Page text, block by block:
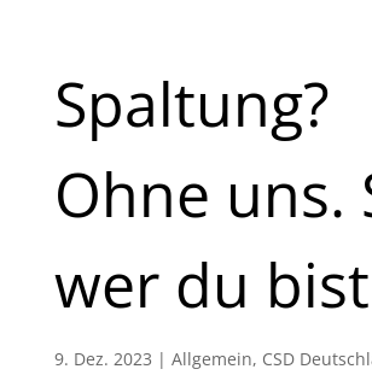
Spaltung?
Ohne uns.
wer du
9. Dez. 2023 | Allgemein, CSD